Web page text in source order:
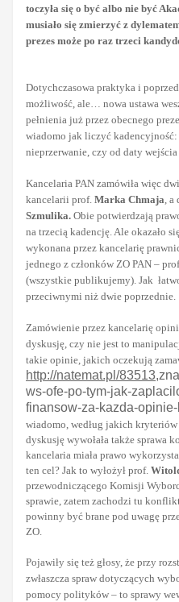
toczyła się o być albo nie być
musiało się zmierzyć z
prezes może po raz trzeci
Dotychczasowa praktyka i
możliwość, ale… nowa ustawa
pełnienia już przez obecnego
wiadomo jak liczyć
nieprzerwanie, czy od daty
Kancelaria PAN zamówiła więc
kancelarii prof. Marka Chmaja, a
Szmulika. Obie potwierdzają
na trzecią kadencję. Ale okazało
wykonana przez kancelarię
jednego z członków ZO PAN –
(wszystkie publikujemy). Jak
przeciwnymi niż dwie poprzednie.
Zamówienie przez kancelarię
dyskusję, czy nie jest to
takie opinie, jakich oczekują
http://natemat.pl/83513
ws-ofe-po-tym-jak-
finansow-za-kazda-
wiadomo, według jakich
dyskusję wywołała także sprawa
kancelaria miała prawo
ten cel? Jak to wyłożył prof.
przewodniczącego Komisji
sprawie, zatem zachodzi tu
powinny być brane pod uwagę
ZO.
Pojawiły się też głosy, że przy
zwłaszcza spraw dotyczących
pomocy polityków – to sprawy